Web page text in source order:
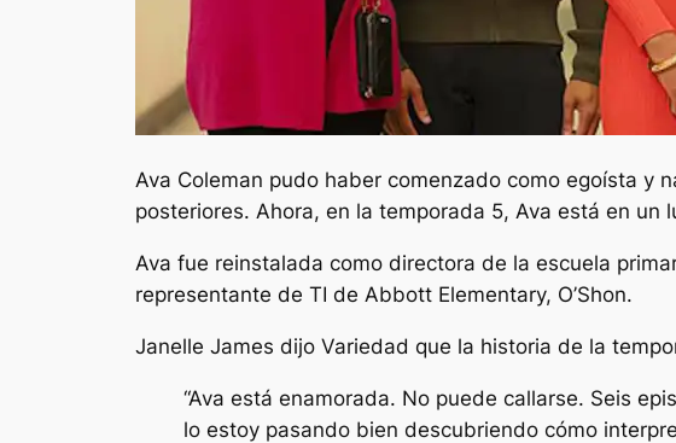
Ava Coleman pudo haber comenzado como egoísta y
posteriores. Ahora, en la temporada 5, Ava está en
Ava fue reinstalada como directora de la escuela
representante de TI de Abbott Elementary, O’Shon.
Janelle James dijo Variedad que la historia de la
“Ava está enamorada. No puede callarse. Seis
lo estoy pasando bien descubriendo cómo